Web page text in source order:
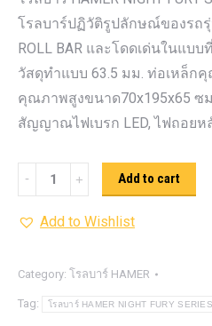
โรลบาร์ปฏิวัติรูปลักษณ์ของรถรุ่
ROLL BAR และโดดเด่นในแบ
วัสดุทำแบบ 63.5 มม. ท่อเหล็ก
คุณภาพสูงขนาด70x195x65 ซ
สัญญาณไฟเบรก LED, ไฟถอยห
บาร์
HAMER
FURY
SERIES
Add to cart
Add to Wishlist
Category: โรลบาร์ HAMER
Tag: โรลบาร์ HAMER NIGHT FURY SERIES